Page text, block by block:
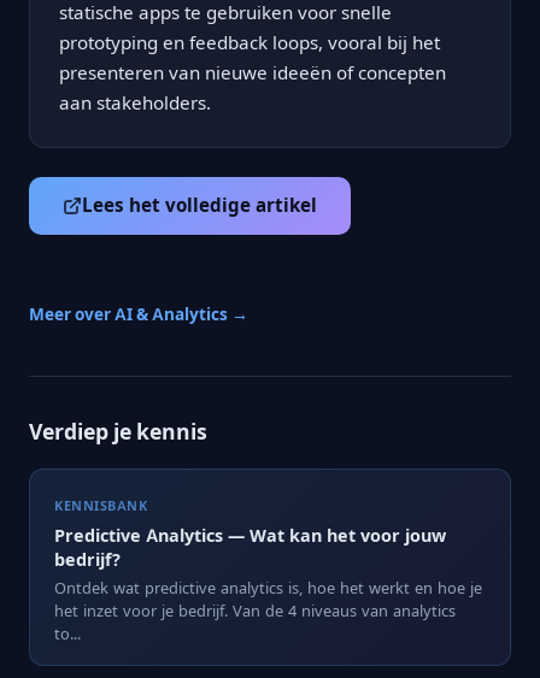
statische apps te gebruiken voor snelle
prototyping en feedback loops, vooral bij het
presenteren van nieuwe ideeën of concepten
aan stakeholders.
Lees het volledige artikel
Meer over AI & Analytics →
Verdiep je kennis
KENNISBANK
Predictive Analytics — Wat kan het voor jouw
bedrijf?
Ontdek wat predictive analytics is, hoe het werkt en hoe je
het inzet voor je bedrijf. Van de 4 niveaus van analytics
to...